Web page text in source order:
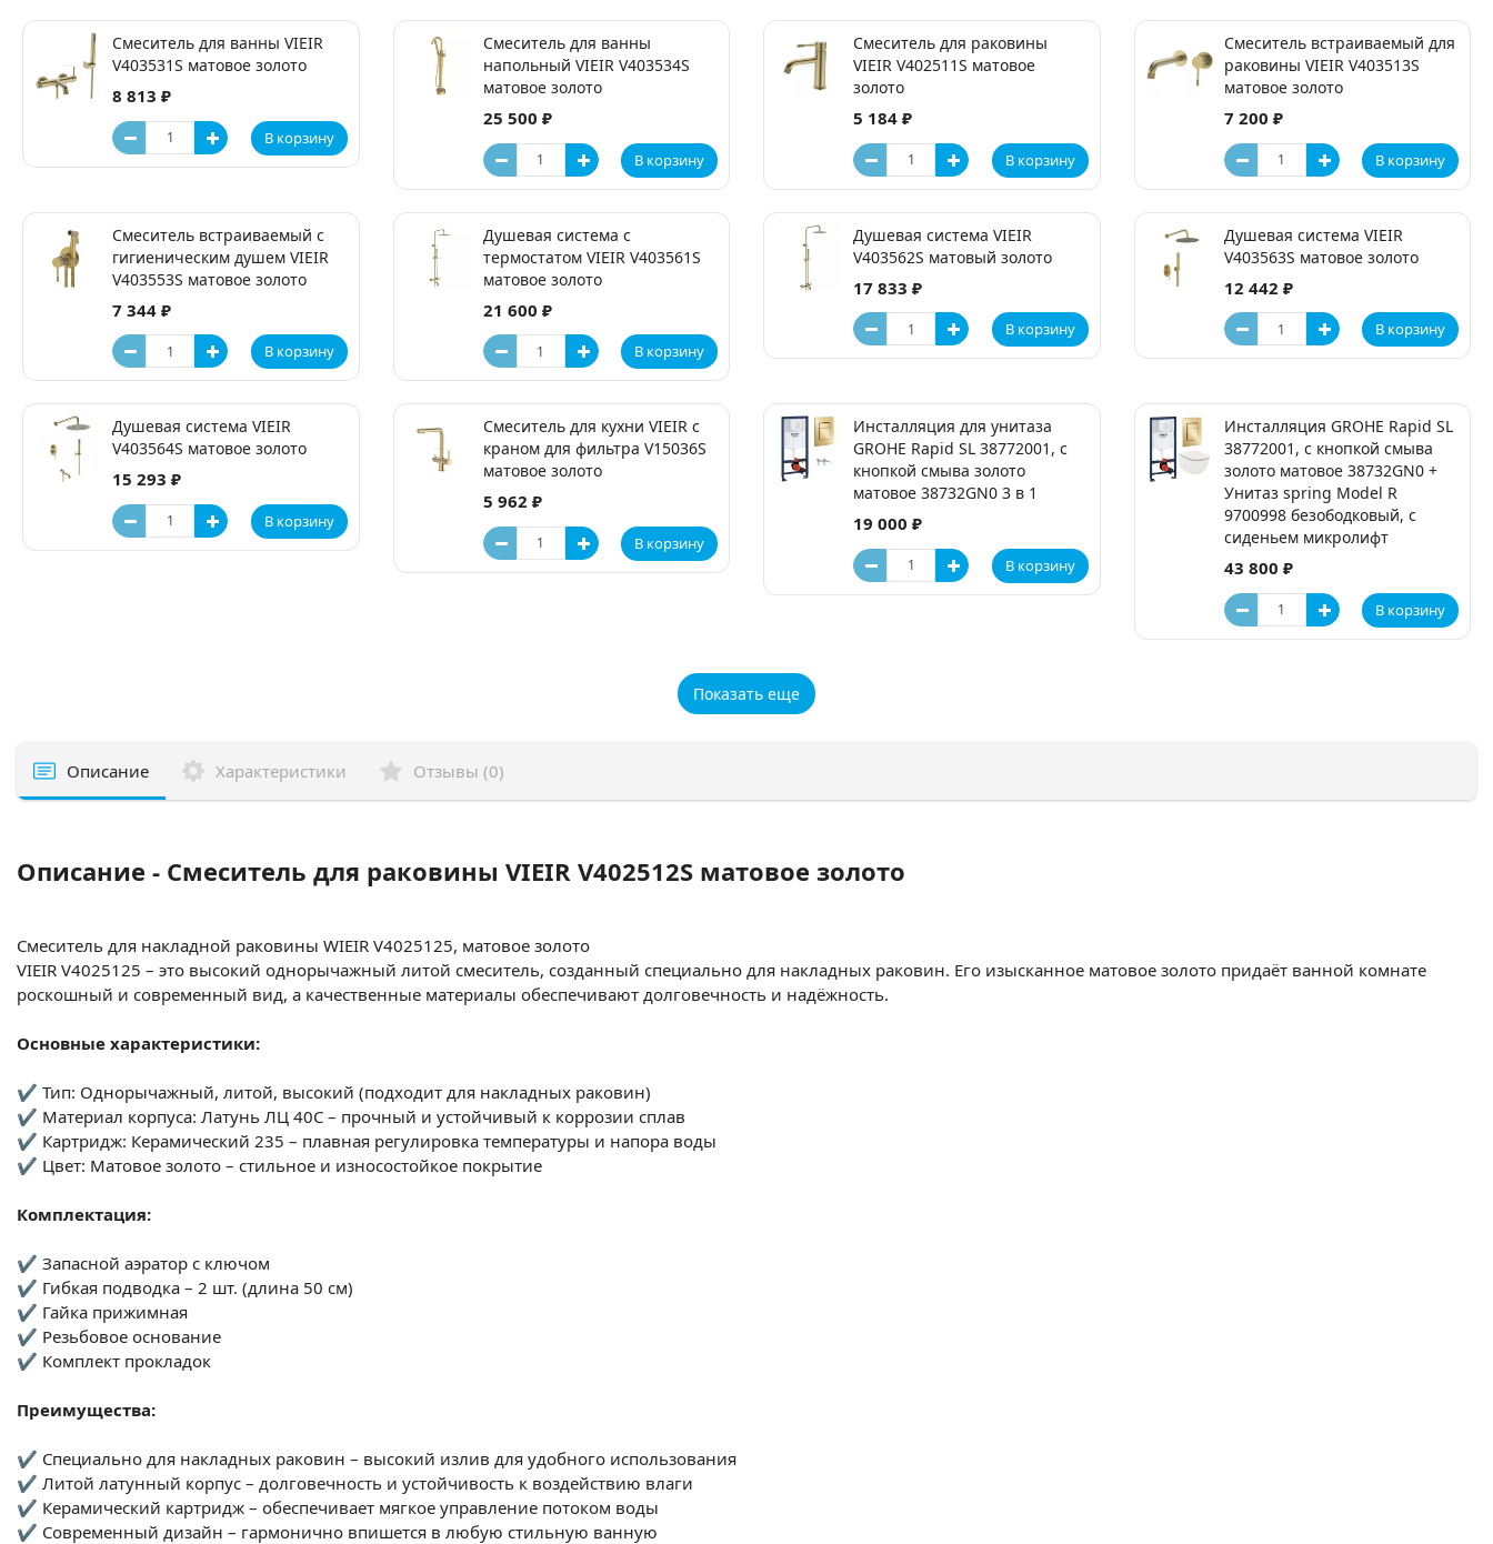
Смеситель для ванны VIEIR
V403531S матовое золото
8 813 ₽
В корзину
Смеситель для ванны
напольный VIEIR V403534S
матовое золото
25 500 ₽
В корзину
Смеситель для раковины
VIEIR V402511S матовое
золото
5 184 ₽
В корзину
Смеситель встраиваемый для
раковины VIEIR V403513S
матовое золото
7 200 ₽
В корзину
Смеситель встраиваемый с
гигиеническим душем VIEIR
V403553S матовое золото
7 344 ₽
В корзину
Душевая система с
термостатом VIEIR V403561S
матовое золото
21 600 ₽
В корзину
Душевая система VIEIR
V403562S матовый золото
17 833 ₽
В корзину
Душевая система VIEIR
V403563S матовое золото
12 442 ₽
В корзину
Душевая система VIEIR
V403564S матовое золото
15 293 ₽
В корзину
Смеситель для кухни VIEIR с
краном для фильтра V15036S
матовое золото
5 962 ₽
В корзину
Инсталляция для унитаза
GROHE Rapid SL 38772001, с
кнопкой смыва золото
матовое 38732GN0 3 в 1
19 000 ₽
В корзину
Инсталляция GROHE Rapid SL
38772001, с кнопкой смыва
золото матовое 38732GN0 +
Унитаз spring Model R
9700998 безободковый, с
сиденьем микролифт
43 800 ₽
В корзину
Показать еще
Описание Характеристики Отзывы (0)
Описание - Смеситель для раковины VIEIR V402512S матовое золото
Смеситель для накладной раковины WIEIR V4025125, матовое золото
VIEIR V4025125 – это высокий однорычажный литой смеситель, созданный специально для накладных раковин. Его изысканное матовое золото придаёт ванной комнате
роскошный и современный вид, а качественные материалы обеспечивают долговечность и надёжность.
Основные характеристики:
✔ Тип: Однорычажный, литой, высокий (подходит для накладных раковин)
✔ Материал корпуса: Латунь ЛЦ 40С – прочный и устойчивый к коррозии сплав
✔ Картридж: Керамический 235 – плавная регулировка температуры и напора воды
✔ Цвет: Матовое золото – стильное и износостойкое покрытие
Комплектация:
✔ Запасной аэратор с ключом
✔ Гибкая подводка – 2 шт. (длина 50 см)
✔ Гайка прижимная
✔ Резьбовое основание
✔ Комплект прокладок
Преимущества:
✔ Специально для накладных раковин – высокий излив для удобного использования
✔ Литой латунный корпус – долговечность и устойчивость к воздействию влаги
✔ Керамический картридж – обеспечивает мягкое управление потоком воды
✔ Современный дизайн – гармонично впишется в любую стильную ванную